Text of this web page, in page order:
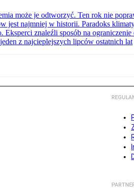
może je odtworzyć. Ten rok nie
jest najmniej w historii. Paradoks
znaleźli sposób na ograniczenie
z najcieplejszych lipców ostatnich lat